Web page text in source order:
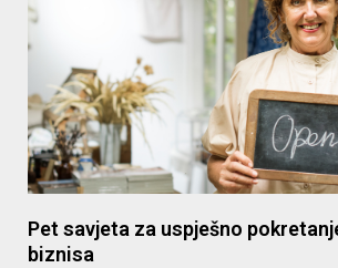
Pet savjeta za uspješno
biznisa